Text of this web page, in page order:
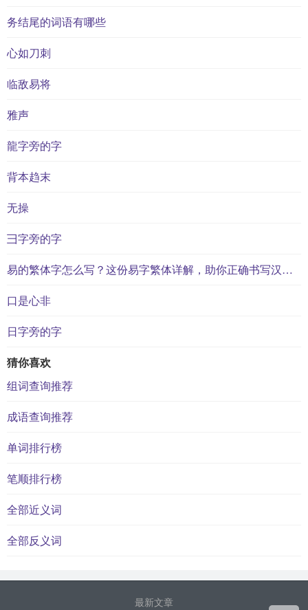
务结尾的词语有哪些
心如刀刺
临敌易将
雅声
龍字旁的字
背本趋末
无操
彐字旁的字
易的繁体字怎么写？这份易字繁体详解，助你正确书写汉字_汉字繁体学习
口是心非
日字旁的字
猜你喜欢
组词查询推荐
成语查询推荐
单词排行榜
笔顺排行榜
全部近义词
全部反义词
最新文章